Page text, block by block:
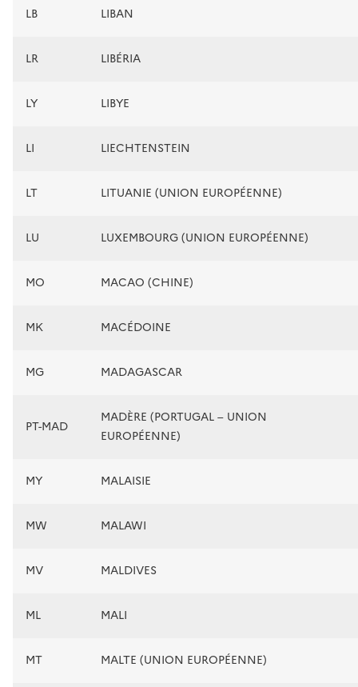
LB LIBAN
LR LIBÉRIA
LY LIBYE
LI LIECHTENSTEIN
LT LITUANIE (UNION EUROPÉENNE)
LU LUXEMBOURG (UNION EUROPÉENNE)
MO MACAO (CHINE)
MK MACÉDOINE
MG MADAGASCAR
PT-MAD
MADÈRE (PORTUGAL – UNION
EUROPÉENNE)
MY MALAISIE
MW MALAWI
MV MALDIVES
ML MALI
MT MALTE (UNION EUROPÉENNE)